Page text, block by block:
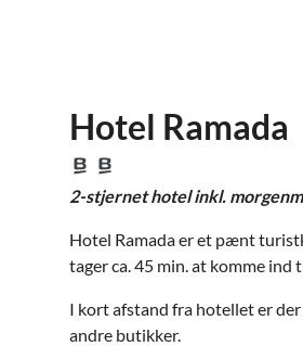
Hotel Ramada
2-stjernet hotel inkl.
Hotel Ramada er et pænt
tager ca. 45 min. at komme
I kort afstand fra hotellet er
andre butikker.